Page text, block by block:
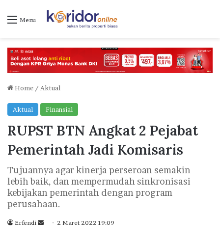
Menu
Home / Aktual
Aktual Finansial
RUPST BTN Angkat 2 Pejabat
Pemerintah Jadi Komisaris
Tujuannya agar kinerja perseroan semakin
lebih baik, dan mempermudah sinkronisasi
kebijakan pemerintah dengan program
perusahaan.
Erfendi 2 Maret 2022 19:09